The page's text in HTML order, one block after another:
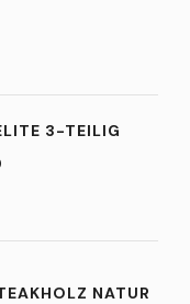
3-TEILIG
NATUR